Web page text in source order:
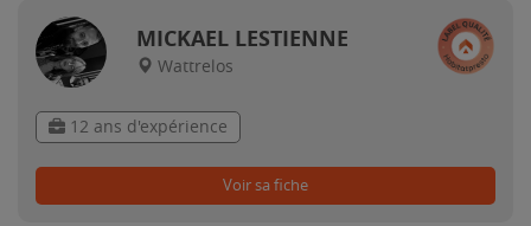
MICKAEL LESTIENNE
Wattrelos
12 ans d'expérience
Voir sa fiche